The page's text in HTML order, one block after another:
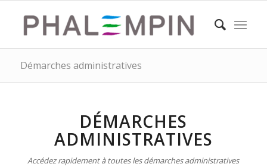
Démarches administratives
DÉMARCHES
ADMINISTRATIVES
Accédez rapidement à toutes les démarches administratives